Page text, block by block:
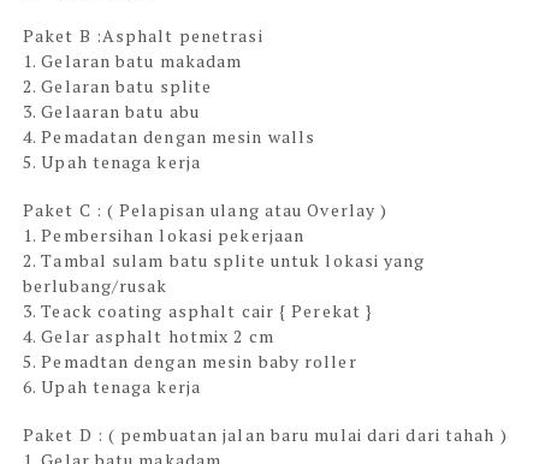
Paket B :Asphalt penetrasi
1. Gelaran batu makadam
2. Gelaran batu splite
3. Gelaaran batu abu
4. Pemadatan dengan mesin walls
5. Upah tenaga kerja
Paket C : ( Pelapisan ulang atau Overlay )
1. Pembersihan lokasi pekerjaan
2. Tambal sulam batu splite untuk lokasi yang
berlubang/rusak
3. Teack coating asphalt cair { Perekat }
4. Gelar asphalt hotmix 2 cm
5. Pemadtan dengan mesin baby roller
6. Upah tenaga kerja
Paket D : ( pembuatan jalan baru mulai dari dari tahah )